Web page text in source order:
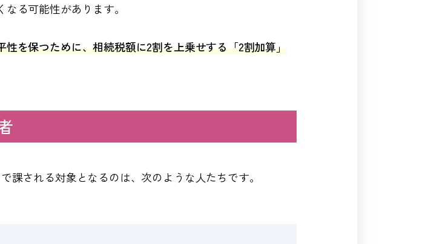
る可能性があります。
性を保つために、相続税額に2割を上乗せする「2割加算」
課される対象となるのは、次のような人たちです。